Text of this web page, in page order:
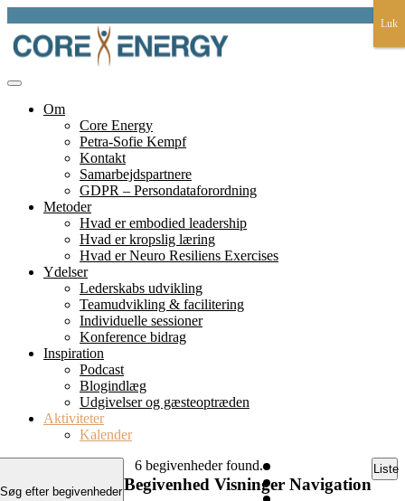
content
Core Energy
Om
Core Energy
Petra-Sofie Kempf
Kontakt
Samarbejdspartnere
GDPR – Persondataforordning
Metoder
Hvad er embodied leadership
Hvad er kropslig læring
Hvad er Neuro Resiliens Exercises
Ydelser
Lederskabs udvikling
Teamudvikling & facilitering
Individuelle sessioner
Konference bidrag
Inspiration
Podcast
Blogindlæg
Udgivelser og gæsteoptræden
Aktiviteter
Kalender
6 begivenheder found.
Søg efter begivenhederBegivenhed Visninger Navigation
Liste
Luk
Luk